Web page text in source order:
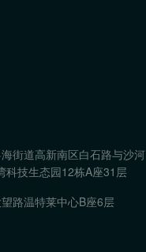
街道高新南区白石路与沙河
科技生态园12栋A座31层
路温特莱中心B座6层